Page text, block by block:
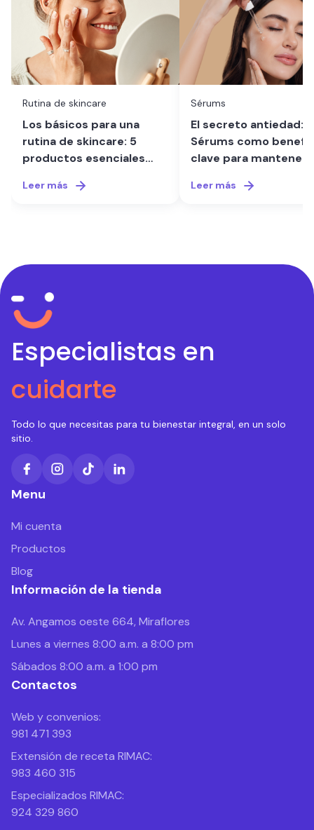
Rutina de skincare
Los básicos para una
rutina de skincare: 5
productos esenciales
2026
Leer más
Sérums
El secreto antiedad:
Sérums como
clave para mantener
Leer más
Especialistas en
cuidarte
Todo lo que necesitas para tu bienestar integral, en un solo
sitio.
Menu
Mi cuenta
Productos
Blog
Información de la tienda
Av. Angamos oeste 664, Miraflores
Lunes a viernes 8:00 a.m. a 8:00 pm
Sábados 8:00 a.m. a 1:00 pm
Contactos
Web y convenios:
981 471 393
Extensión de receta RIMAC:
983 460 315
Especializados RIMAC:
924 329 860